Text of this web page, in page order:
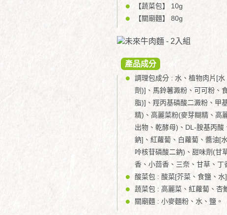
【蔬菜包】 10g
【關廟麵】 80g
產品成分
調理包成分 : 水、植物肉片[
劑)]、馬鈴薯澱粉、可可粉、
脂)]、羥丙基磷酸二澱粉、甲
精)、高麗菜粉(麥芽糊精、高
出物、乾酵母)、DL-胺基丙
鈉]、紅蘿蔔、白蘿蔔、醬油[
呤核苷磷酸二鈉)、甜味劑(甘
香、小茴香、三奈、甘草、丁
酸菜包 : 酸菜[芥菜、食鹽、
蔬菜包 : 高麗菜、紅蘿蔔、杏
關廟麵 : 小麥麵粉、水、鹽。